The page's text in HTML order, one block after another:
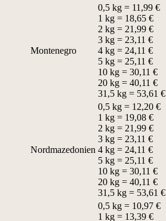
Montenegro
0,5 kg = 11,99 €
1 kg = 18,65 €
2 kg = 21,99 €
3 kg = 23,11 €
4 kg = 24,11 €
5 kg = 25,11 €
10 kg = 30,11 €
20 kg = 40,11 €
31,5 kg = 53,61 €
Nordmazedonien
0,5 kg = 12,20 €
1 kg = 19,08 €
2 kg = 21,99 €
3 kg = 23,11 €
4 kg = 24,11 €
5 kg = 25,11 €
10 kg = 30,11 €
20 kg = 40,11 €
31,5 kg = 53,61 €
0,5 kg = 10,97 €
1 kg = 13,39 €